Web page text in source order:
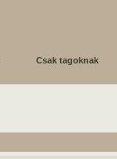
Csak tagoknak